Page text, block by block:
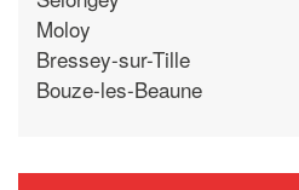
Moloy
Bressey-sur-Tille
Bouze-les-Beaune